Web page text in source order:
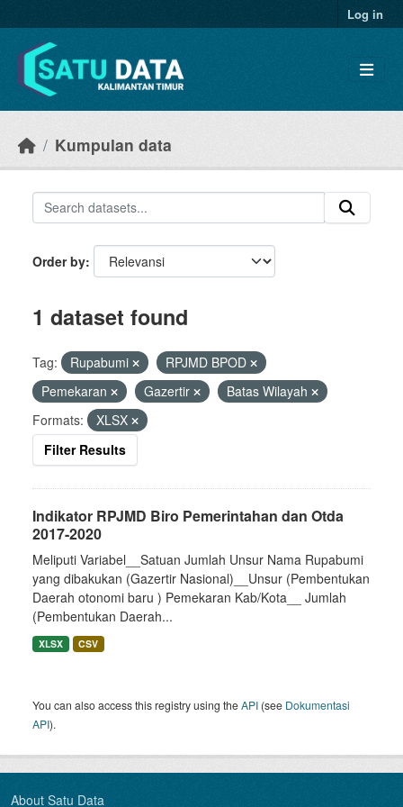
Log in
Kumpulan data
Order by
1 dataset found
Tag: Rupabumi
RPJMD BPOD
Pemekaran
Gazertir
Batas Wilayah
Formats:
XLSX
Filter Results
Indikator RPJMD Biro Pemerintahan dan Otda
2017-2020
Meliputi Variabel__Satuan Jumlah Unsur Nama Rupabumi
yang dibakukan (Gazertir Nasional)__Unsur (Pembentukan
Daerah otonomi baru ) Pemekaran Kab/Kota__ Jumlah
(Pembentukan Daerah...
XLSX CSV
You can also access this registry using theAPI (see Dokumentasi
API).
About Satu Data